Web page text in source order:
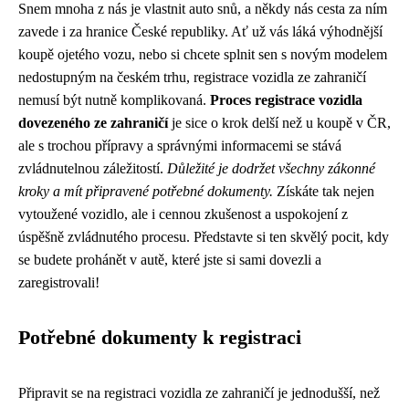
Snem mnoha z nás je vlastnit auto snů, a někdy nás cesta za ním
zavede i za hranice České republiky. Ať už vás láká výhodnější
koupě ojetého vozu, nebo si chcete splnit sen s novým modelem
nedostupným na českém trhu, registrace vozidla ze zahraničí
nemusí být nutně komplikovaná. Proces registrace vozidla
dovezeného ze zahraničíje sice o krok delší než u koupě v ČR,
ale s trochou přípravy a správnými informacemi se stává
zvládnutelnou záležitostí. Důležité je dodržet všechny zákonné
kroky a mít připravené potřebné dokumenty. Získáte tak nejen
vytoužené vozidlo, ale i cennou zkušenost a uspokojení z
úspěšně zvládnutého procesu. Představte si ten skvělý pocit, kdy
se budete prohánět v autě, které jste si sami dovezli a
zaregistrovali!
Potřebné dokumenty k registraci
Připravit se na registraci vozidla ze zahraničí je jednodušší, než